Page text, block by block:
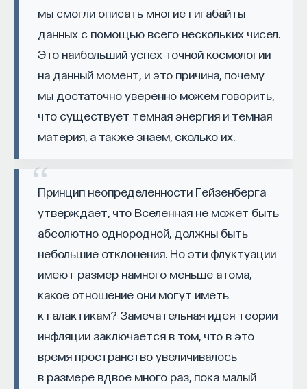
мы смогли описать многие гигабайты
данных с помощью всего нескольких чисел.
Это наибольший успех точной космологии
на данный момент, и это причина, почему
мы достаточно уверенно можем говорить,
что существует темная энергия и темная
материя, а также знаем, сколько их.
Принцип неопределенности Гейзенберга
утверждает, что Вселенная не может быть
абсолютно однородной, должны быть
небольшие отклонения. Но эти флуктуации
имеют размер намного меньше атома,
какое отношение они могут иметь
к галактикам? Замечательная идея теории
инфляции заключается в том, что в это
время пространство увеличивалось
в размере вдвое много раз, пока малый
НАУКА
237 публикаций
НАУКА ЖУРНАЛ
ФИЛОСОФСКИЙ ПОИСК: НАЧАЛА
КУРС
Философский поиск: начала